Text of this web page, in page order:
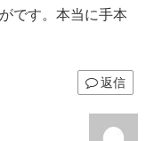
です。本当に手本
返信